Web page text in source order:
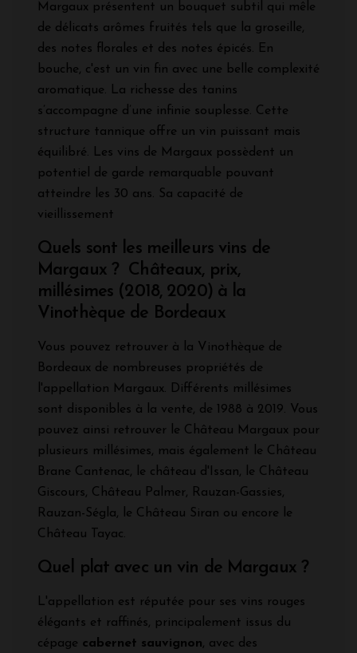
Margaux présentent un bouquet subtil qui mêle
de délicats arômes fruités tels que la groseille,
des notes florales et des notes épicés. En
bouche, c'est un vin fin avec une belle complexité
aromatique. La richesse des tanins
s’accompagne d’une infinie souplesse. Cette
structure tannique offre un vin puissant mais
équilibré. Les vins de Margaux possèdent un
potentiel de garde remarquable pouvant
atteindre les 30 ans. Sa capacité de
vieillissement
Quels sont les meilleurs vins de
Margaux ? Châteaux, prix,
millésimes (2018, 2020) à la
Vinothèque de Bordeaux
Vous pouvez retrouver à la Vinothèque de
Bordeaux de nombreuses propriétés de
l'appellation Margaux. Différents millésimes
sont disponibles à la vente, de 1988 à 2019. Vous
pouvez ainsi retrouver le Château Margaux pour
plusieurs millésimes, mais également le Château
Brane Cantenac, le château d'Issan, le Château
Giscours, Château Palmer, Rauzan-Gassies,
Rauzan-Ségla, le Château Siran ou encore le
Château Tayac.
Quel plat avec un vin de Margaux ?
L'appellation est réputée pour ses vins rouges
élégants et raffinés, principalement issus du
cépage cabernet sauvignon, avec des